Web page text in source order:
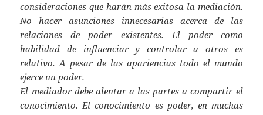
consideraciones que harán más exitosa la mediación.
No hacer asunciones innecesarias acerca de las
relaciones de poder existentes. El poder como
habilidad de influenciar y controlar a otros es
relativo. A pesar de las apariencias todo el mundo
ejerce un poder.
El mediador debe alentar a las partes a compartir el
conocimiento. El conocimiento es poder, en muchas